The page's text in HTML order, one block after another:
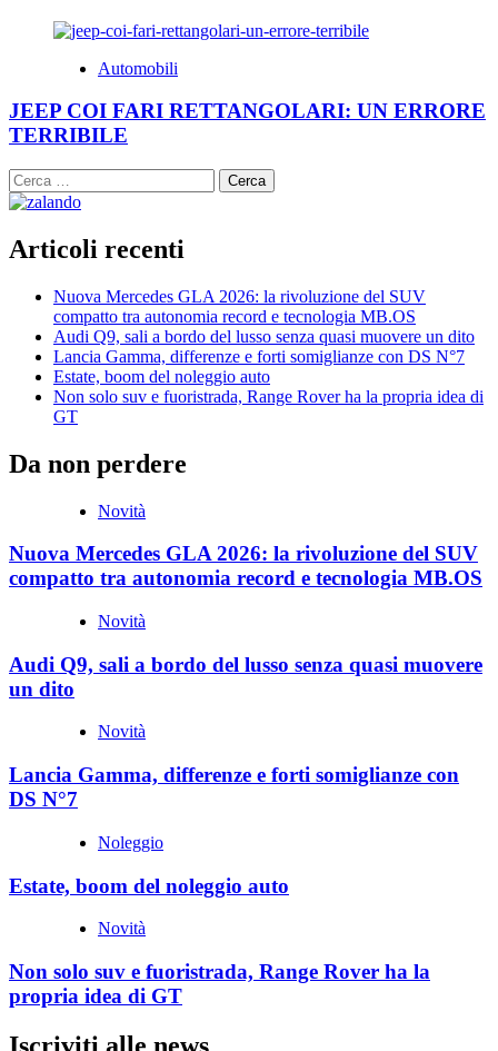
Automobili
JEEP COI FARI RETTANGOLARI: UN ERRORE
TERRIBILE
Ricerca
per:
Articoli recenti
Nuova Mercedes GLA 2026: la rivoluzione del SUV
compatto tra autonomia record e tecnologia MB.OS
Audi Q9, sali a bordo del lusso senza quasi muovere un dito
Lancia Gamma, differenze e forti somiglianze con DS N°7
Estate, boom del noleggio auto
Non solo suv e fuoristrada, Range Rover ha la propria idea di
GT
Da non perdere
Novità
Nuova Mercedes GLA 2026: la rivoluzione del SUV
compatto tra autonomia record e tecnologia MB.OS
Novità
Audi Q9, sali a bordo del lusso senza quasi muovere
un dito
Novità
Lancia Gamma, differenze e forti somiglianze con
DS N°7
Noleggio
Estate, boom del noleggio auto
Novità
Non solo suv e fuoristrada, Range Rover ha la
propria idea di GT